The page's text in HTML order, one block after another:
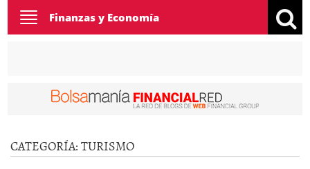
Toggle
navigation
Finanzas y Economía
CATEGORÍA:TURISMO